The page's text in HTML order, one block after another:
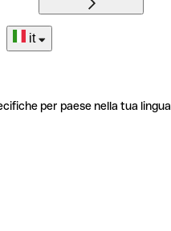
it
per paese nella tua lingua